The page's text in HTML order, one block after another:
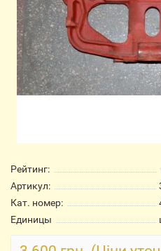
Рейтинг:
Артикул:
Кат. номер:
Единицы